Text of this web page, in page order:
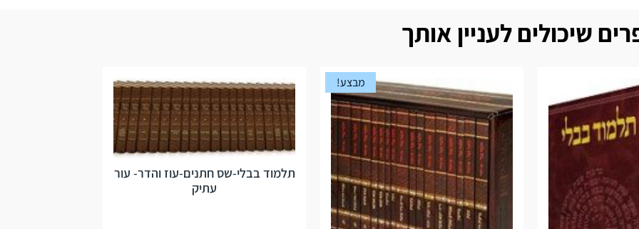
שיכולים לעניין אותך
מבצע!
תלמוד בבלי-שס חתנים-עוז והדר- עור
עתיק